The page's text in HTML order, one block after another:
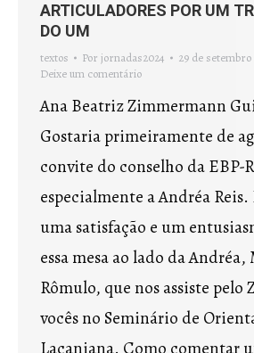
ARTICULADORES POR UM
DO UM
textos Por jornadas2024
29 de setembro
Deixe um comentário
Ana Beatriz Zimmermann
Gostaria primeiramente de
convite do conselho da EBP-
especialmente a Andréa
uma satisfação e um
essa mesa ao lado da
Rômulo, que nos assiste pelo
vocês no Seminário de